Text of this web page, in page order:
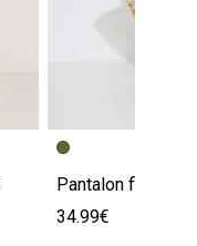
Pantalon fluide
34.99€